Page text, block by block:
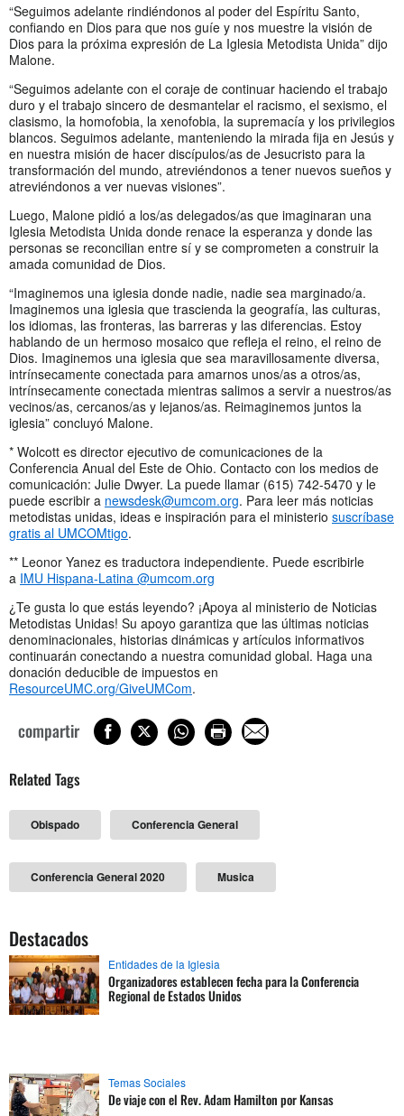
“Seguimos adelante rindiéndonos al poder del Espíritu Santo,
confiando en Dios para que nos guíe y nos muestre la visión de
Dios para la próxima expresión de La Iglesia Metodista Unida” dijo
Malone.
“Seguimos adelante con el coraje de continuar haciendo el trabajo
duro y el trabajo sincero de desmantelar el racismo, el sexismo, el
clasismo, la homofobia, la xenofobia, la supremacía y los privilegios
blancos. Seguimos adelante, manteniendo la mirada fija en Jesús y
en nuestra misión de hacer discípulos/as de Jesucristo para la
transformación del mundo, atreviéndonos a tener nuevos sueños y
atreviéndonos a ver nuevas visiones”.
Luego, Malone pidió a los/as delegados/as que imaginaran una
Iglesia Metodista Unida donde renace la esperanza y donde las
personas se reconcilian entre sí y se comprometen a construir la
amada comunidad de Dios.
“Imaginemos una iglesia donde nadie, nadie sea marginado/a.
Imaginemos una iglesia que trascienda la geografía, las culturas,
los idiomas, las fronteras, las barreras y las diferencias. Estoy
hablando de un hermoso mosaico que refleja el reino, el reino de
Dios. Imaginemos una iglesia que sea maravillosamente diversa,
intrínsecamente conectada para amarnos unos/as a otros/as,
intrínsecamente conectada mientras salimos a servir a nuestros/as
vecinos/as, cercanos/as y lejanos/as. Reimaginemos juntos la
iglesia” concluyó Malone.
* Wolcott es director ejecutivo de comunicaciones de la
Conferencia Anual del Este de Ohio. Contacto con los medios de
comunicación: Julie Dwyer. La puede llamar (615) 742-5470 y le
puede escribir a newsdesk@umcom.org. Para leer más noticias
metodistas unidas, ideas e inspiración para el ministerio suscríbase
gratis al UMCOMtigo.
** Leonor Yanez es traductora independiente. Puede escribirle
a IMU Hispana-Latina @umcom.org
¿Te gusta lo que estás leyendo? ¡Apoya al ministerio de Noticias
Metodistas Unidas! Su apoyo garantiza que las últimas noticias
denominacionales, historias dinámicas y artículos informativos
continuarán conectando a nuestra comunidad global. Haga una
donación deducible de impuestos en
ResourceUMC.org/GiveUMCom.
compartir
Related Tags
Obispado Conferencia General
Conferencia General 2020 Musica
Destacados
Entidades de la Iglesia
Organizadores establecen fecha para la Conferencia
Regional de Estados Unidos
Temas Sociales
De viaje con el Rev. Adam Hamilton por Kansas